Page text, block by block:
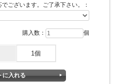
ございます。ご了承下さい。：
購入数： 個
1個